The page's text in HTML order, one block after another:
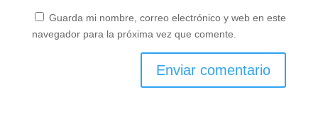
Guarda mi nombre, correo electrónico y web en este
navegador para la próxima vez que comente.